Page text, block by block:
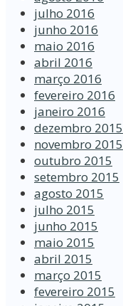
julho 2016
junho 2016
maio 2016
abril 2016
março 2016
fevereiro 2016
janeiro 2016
dezembro 2015
novembro 2015
outubro 2015
setembro 2015
agosto 2015
julho 2015
junho 2015
maio 2015
abril 2015
março 2015
fevereiro 2015